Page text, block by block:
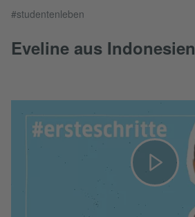
#studentenleben
Eveline aus Indonesien